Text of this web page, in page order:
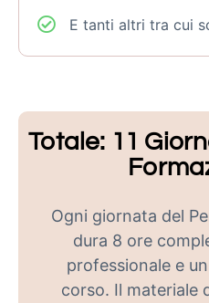
E tanti altri tra cui
Totale: 11
Ogni giornata del
dura 8 ore
professionale e
corso. Il materiale